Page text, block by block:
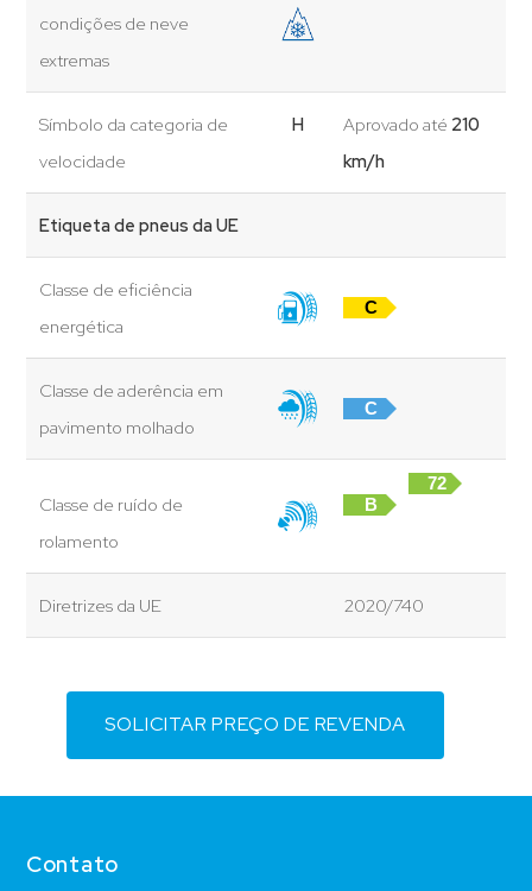
condições de neve
extremas
Símbolo da categoria de
velocidade
H Aprovado até 210
km/h
Etiqueta de pneus da UE
Classe de eficiência
energética
C
Classe de aderência em
pavimento molhado
C
Classe de ruído de
rolamento
B
72
Diretrizes da UE 2020/740
SOLICITAR PREÇO DE REVENDA
Contato